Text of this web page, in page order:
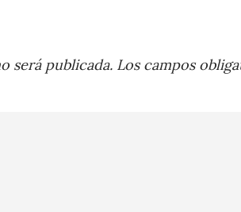
será publicada. Los campos